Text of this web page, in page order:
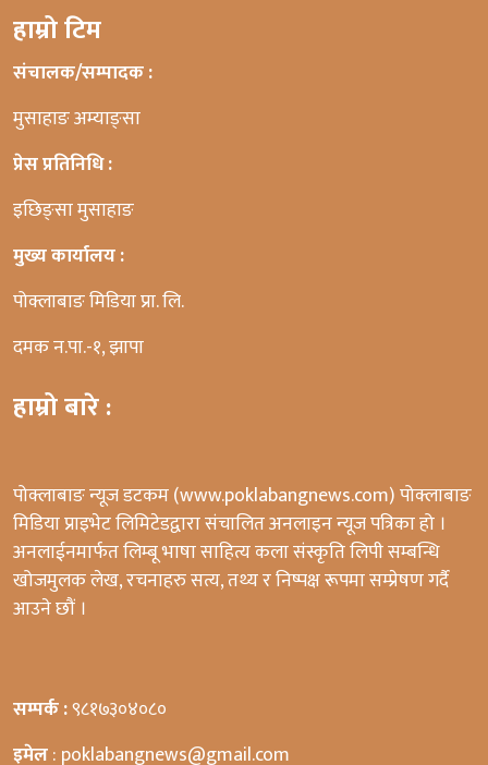
हाम्रो टिम
संचालक/सम्पादक :
मुसाहाङ अम्याङ्सा
प्रेस प्रतिनिधि :
इछिङ्सा मुसाहाङ
मुख्य कार्यालय :
पोक्लाबाङ मिडिया प्रा. लि.
दमक न.पा.-१, झापा
हाम्रो बारे :
पोक्लाबाङ न्यूज डटकम (www.poklabangnews.com) पोक्लाबाङ
मिडिया प्राइभेट लिमिटेडद्वारा संचालित अनलाइन न्यूज पत्रिका हो ।
अनलाईनमार्फत लिम्बू भाषा साहित्य कला संस्कृति लिपी सम्बन्धि
खोजमुलक लेख, रचनाहरु सत्य, तथ्य र निष्पक्ष रूपमा सम्प्रेषण गर्दै
आउने छौं ।
सम्पर्क :९८१७३०४०८०
इमेल: poklabangnews@gmail.com